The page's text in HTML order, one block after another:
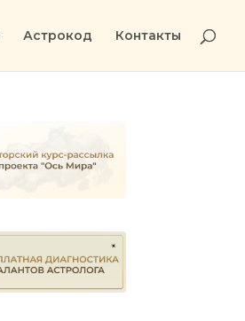
Астрокод Контакты